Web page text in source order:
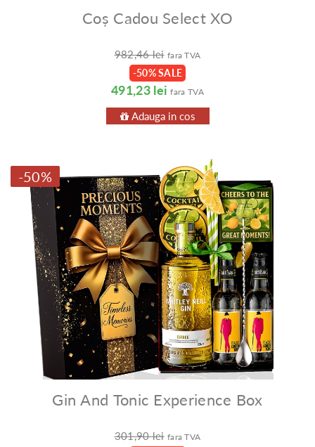
Coș Cadou Select XO
982,46 lei fara TVA
-50% SALE
491,23 lei fara TVA
Adauga in cos
-50%
Gin And Tonic Experience Box
301,90 lei fara TVA